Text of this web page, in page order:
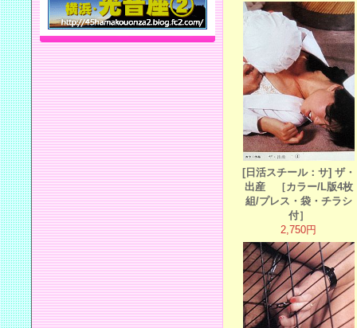
[日活スチール：サ] ザ・
出産 ［カラー/L版4枚
組/プレス・袋・チラシ
付］
2,750円